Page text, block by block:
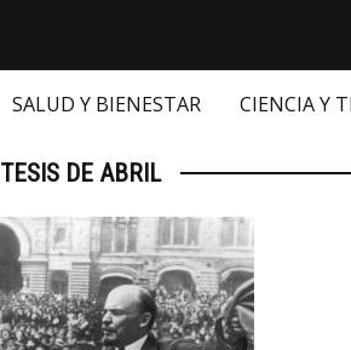
SALUD Y BIENESTAR CIENCIA Y
TESIS DE ABRIL